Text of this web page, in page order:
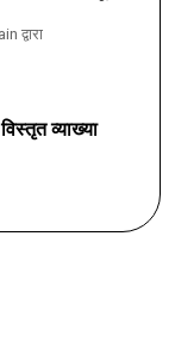
द्वारा
व्याख्या